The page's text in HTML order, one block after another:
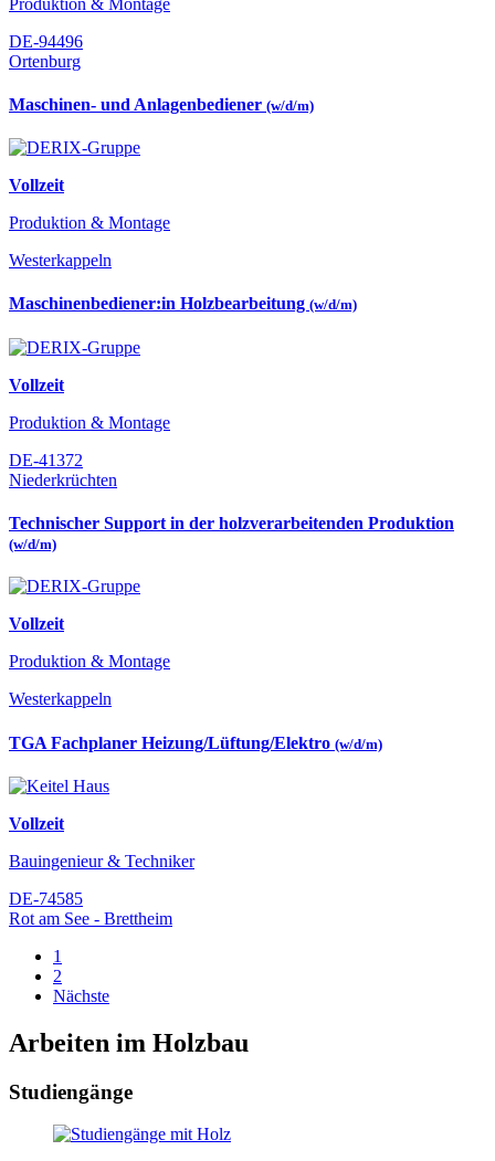
DE-94496
Ortenburg
Maschinen- und Anlagenbediener (w/d/m)
Vollzeit
Produktion & Montage
Westerkappeln
Maschinenbediener:in Holzbearbeitung (w/d/m)
Vollzeit
Produktion & Montage
DE-41372
Niederkrüchten
Technischer Support in der holzverarbeitenden Produktion
(w/d/m)
Vollzeit
Produktion & Montage
Westerkappeln
TGA Fachplaner Heizung/Lüftung/Elektro (w/d/m)
Vollzeit
Bauingenieur & Techniker
DE-74585
Rot am See - Brettheim
1
2
Nächste
Arbeiten im Holzbau
Studiengänge